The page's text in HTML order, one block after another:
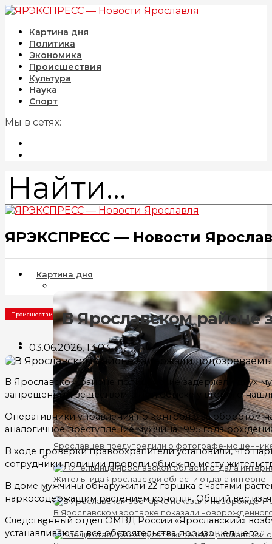
Картина дня
Политика
Экономика
Происшествия
Культура
Наука
Спорт
Мы в сетях:
ЯРЭКСПРЕСС — Новости
Картина дня
Ярославцев предупредили о фотографе-
Жительница Ярославской области отдала
В Ярославском зоопарке показали
Происшествия В Ярославском районе
03.06.2026, 13:03
В Ярославском районе полицейские задержали двух
запрещенным веществом, а при обыске у второго
Оперативники управления по контролю за оборотом
аналогичное преступление мужчина 1995 года
В ходе проверки правоохранители установили, что
сотрудники полиции провели обыск по месту
В доме мужчины обнаружили 22 горшка с частями
наркосодержащим растением конопля. Общий вес
Следственный отдел ОМВД России «Ярославский»
устанавливаются все обстоятельства произошедшего.